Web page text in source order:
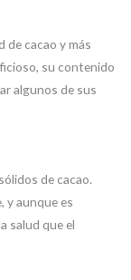
de cacao y más
su contenido
algunos de sus
de cacao.
y aunque es
salud que el